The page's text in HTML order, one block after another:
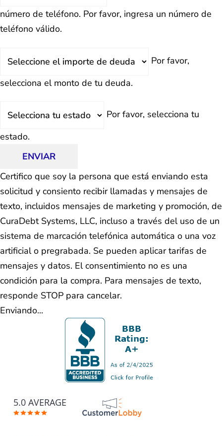
número de teléfono. Por favor, ingresa un número de
teléfono válido.
Por favor,
selecciona el monto de tu deuda.
Por favor, selecciona tu
estado.
ENVIAR
Certifico que soy la persona que está enviando esta
solicitud y consiento recibir llamadas y mensajes de
texto, incluidos mensajes de marketing y promoción, de
CuraDebt Systems, LLC, incluso a través del uso de un
sistema de marcación telefónica automática o una voz
artificial o pregrabada. Se pueden aplicar tarifas de
mensajes y datos. El consentimiento no es una
condición para la compra. Para mensajes de texto,
responde STOP para cancelar.
Enviando...
5.0 AVERAGE